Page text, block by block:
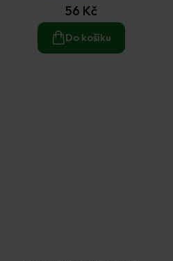
56 Kč
Do košíku